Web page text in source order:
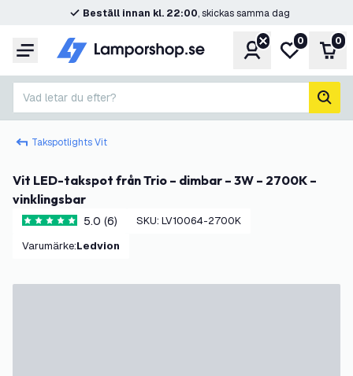
Beställ innan kl. 22:00, skickas samma dag
Meny KontoMin0 0
Vad letar du efter?
sök
Takspotlights Vit
Vit LED-takspot från Trio – dimbar – 3W – 2700K –
vinklingsbar
5 stjärnbetyg5.0 (6) SKU: LV10064-2700K
Varumärke: Ledvion